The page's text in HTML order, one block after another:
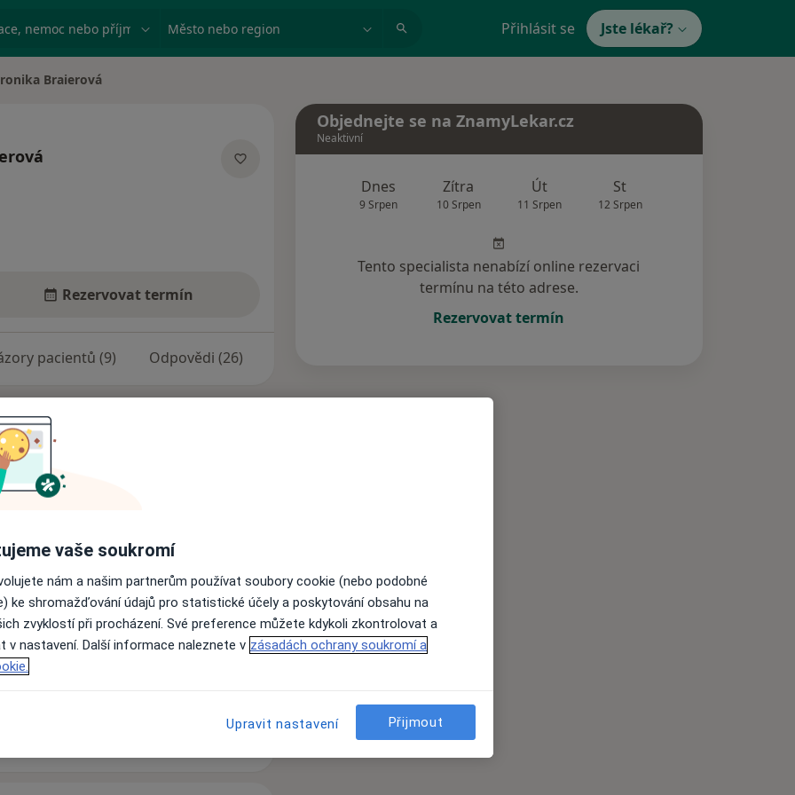
nemoc nebo příjmení Město nebo region Přihlásit se Jste lékař?
Braierová
Rezervovat termín
pacientů (9) Odpovědi (26)
interní odd., infekční odd.,
poliklinika s.r.o. Liberec
praktické lékařství
břicha
Objednejte se na ZnamyLekar.cz
Neaktivní
Dnes
9 Srpen
Zítra
10 Srpen
Út
11 Srpen
St
12 Srpen
Tento specialista nenabízí online rezervaci
termínu na této adrese.
Rezervovat termín
vaše soukromí
nám a našim partnerům používat soubory cookie (nebo podobné
ke shromažďování údajů pro statistické účely a poskytování obsahu na
zvyklostí při procházení. Své preference můžete kdykoli zkontrolovat a
v nastavení. Další informace naleznete v zásadách ochrany soukromí a
Upravit nastavení Přijmout